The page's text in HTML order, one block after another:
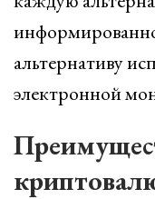
альтернативу
электронной